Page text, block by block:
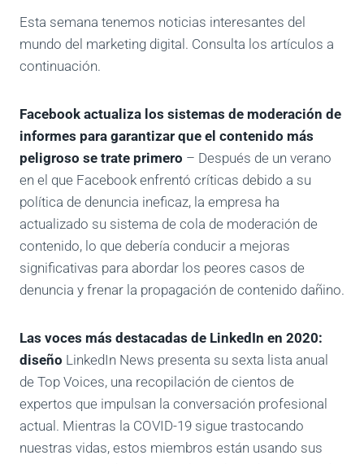
Esta semana tenemos noticias interesantes del
mundo del marketing digital. Consulta los artículos a
continuación.
Facebook actualiza los sistemas de moderación de
informes para garantizar que el contenido más
peligroso se trate primero – Después de un verano
en el que Facebook enfrentó críticas debido a su
política de denuncia ineficaz, la empresa ha
actualizado su sistema de cola de moderación de
contenido, lo que debería conducir a mejoras
significativas para abordar los peores casos de
denuncia y frenar la propagación de contenido dañino.
Las voces más destacadas de LinkedIn en 2020:
diseño LinkedIn News presenta su sexta lista anual
de Top Voices, una recopilación de cientos de
expertos que impulsan la conversación profesional
actual. Mientras la COVID-19 sigue trastocando
nuestras vidas, estos miembros están usando sus